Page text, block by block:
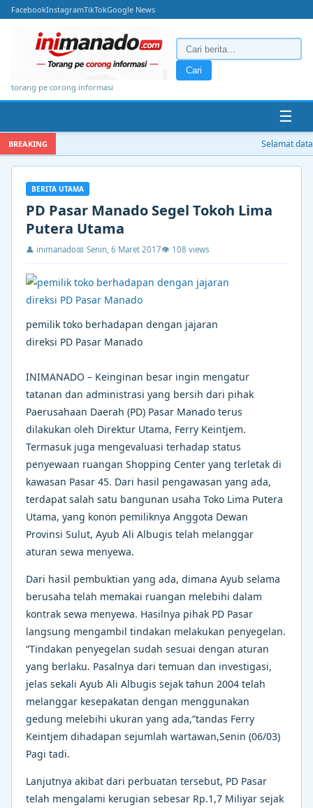
FacebookInstagramTikTokGoogle News
torang pe corong informasi
Cari
☰
BREAKING Selamat
BERITA UTAMA
PD Pasar Manado Segel Tokoh Lima
Putera Utama
👤 inimanado📅 Senin, 6 Maret 2017👁 108 views
pemilik toko berhadapan dengan jajaran
direksi PD Pasar Manado
INIMANADO – Keinginan besar ingin mengatur
tatanan dan administrasi yang bersih dari pihak
Paerusahaan Daerah (PD) Pasar Manado terus
dilakukan oleh Direktur Utama, Ferry Keintjem.
Termasuk juga mengevaluasi terhadap status
penyewaan ruangan Shopping Center yang terletak di
kawasan Pasar 45. Dari hasil pengawasan yang ada,
terdapat salah satu bangunan usaha Toko Lima Putera
Utama, yang konon pemiliknya Anggota Dewan
Provinsi Sulut, Ayub Ali Albugis telah melanggar
aturan sewa menyewa.
Dari hasil pembuktian yang ada, dimana Ayub selama
berusaha telah memakai ruangan melebihi dalam
kontrak sewa menyewa. Hasilnya pihak PD Pasar
langsung mengambil tindakan melakukan penyegelan.
“Tindakan penyegelan sudah sesuai dengan aturan
yang berlaku. Pasalnya dari temuan dan investigasi,
jelas sekali Ayub Ali Albugis sejak tahun 2004 telah
melanggar kesepakatan dengan menggunakan
gedung melebihi ukuran yang ada,”tandas Ferry
Keintjem dihadapan sejumlah wartawan,Senin (06/03)
Pagi tadi.
Lanjutnya akibat dari perbuatan tersebut, PD Pasar
telah mengalami kerugian sebesar Rp.1,7 Miliyar sejak